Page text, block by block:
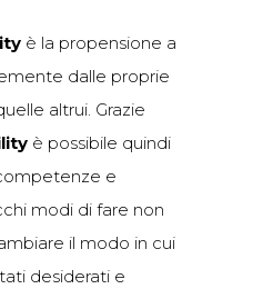
è la propensione a
dalle proprie
altrui. Grazie
è possibile quindi
e
modi di fare non
il modo in cui
desiderati e